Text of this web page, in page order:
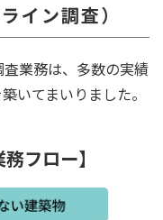
イン調査）
業務は、多数の実績
いてまいりました。
フロー】